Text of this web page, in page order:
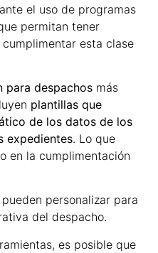
el uso de programas
permitan tener
esta clase
para despachos más
plantillas que
de los datos de los
expedientes. Lo que
en la cumplimentación
personalizar para
del despacho.
es posible que